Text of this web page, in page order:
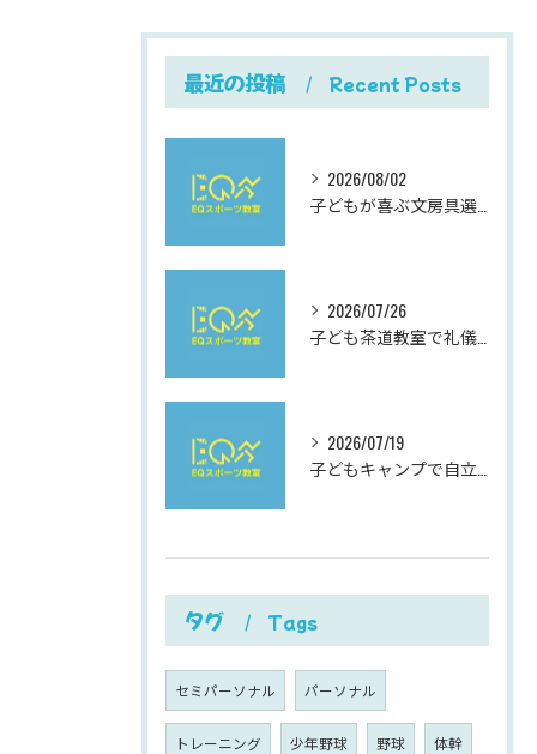
最近の投稿 Recent Posts
2026/08/02
2026/07/26
2026/07/19
タグ Tags
セミパーソナル パーソナル
トレーニング 少年野球 野球 体幹